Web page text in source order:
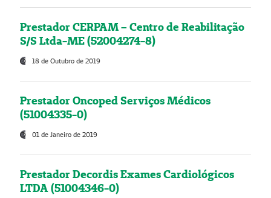
Prestador CERPAM – Centro de Reabilitação
S/S Ltda-ME (52004274-8)
18 de Outubro de 2019
Prestador Oncoped Serviços Médicos
(51004335-0)
01 de Janeiro de 2019
Prestador Decordis Exames Cardiológicos
LTDA (51004346-0)